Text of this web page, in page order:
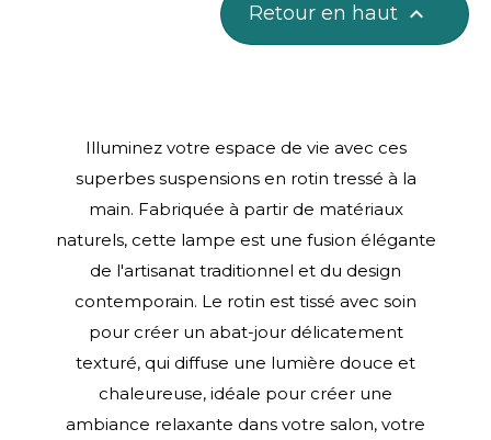
Retour en haut 
Illuminez votre espace de vie avec ces
superbes suspensions en rotin tressé à la
main. Fabriquée à partir de matériaux
naturels, cette lampe est une fusion élégante
de l'artisanat traditionnel et du design
contemporain. Le rotin est tissé avec soin
pour créer un abat-jour délicatement
texturé, qui diffuse une lumière douce et
chaleureuse, idéale pour créer une
ambiance relaxante dans votre salon, votre